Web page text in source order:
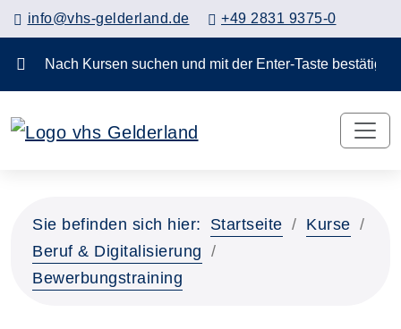
info@vhs-gelderland.de +49 2831 9375-0
Sie befinden sich hier: Startseite
Kurse
Beruf & Digitalisierung
Bewerbungstraining